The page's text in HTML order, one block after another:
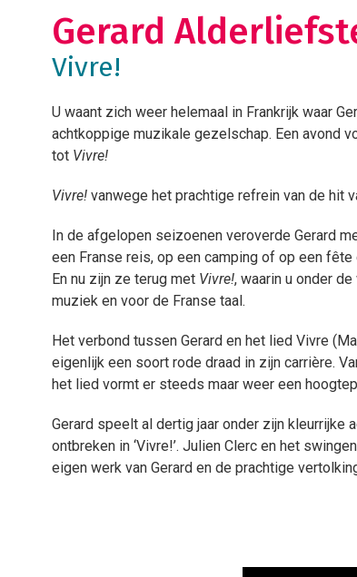
Gerard
Vivre!
U waant zich weer helemaal in Frankrijk waar
achtkoppige muzikale gezelschap. Een avond
tot Vivre!
Vivre! vanwege het prachtige refrein van de hit
In de afgelopen seizoenen veroverde Gerard
een Franse reis, op een camping of op een
En nu zijn ze terug met Vivre!, waarin u onder
muziek en voor de Franse taal.
Het verbond tussen Gerard en het lied Vivre
eigenlijk een soort rode draad in zijn carrière.
het lied vormt er steeds maar weer een
Gerard speelt al dertig jaar onder zijn kleurrijke
ontbreken in ‘Vivre!’. Julien Clerc en het
eigen werk van Gerard en de prachtige